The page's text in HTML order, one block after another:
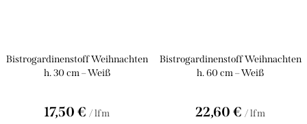
Bistrogardinenstoff Weihnachten
h. 30 cm – Weiß
17,50 € / lfm
Bistrogardinenstoff Weihnachten
h. 60 cm – Weiß
22,60 € / lfm